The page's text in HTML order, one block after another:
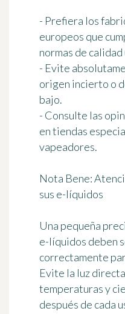
- Prefiera los
europeos que
normas de
- Evite
origen incierto o
bajo.
- Consulte las
en tiendas
vapeadores.
Nota Bene:
sus e-líquidos
Una pequeña
e-líquidos deben
correctamente
Evite la luz
temperaturas y
después de cada